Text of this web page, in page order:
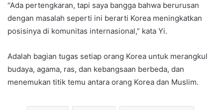
“Ada pertengkaran, tapi saya bangga bahwa berurusan
dengan masalah seperti ini berarti Korea meningkatkan
posisinya di komunitas internasional,” kata Yi.
Adalah bagian tugas setiap orang Korea untuk merangkul
budaya, agama, ras, dan kebangsaan berbeda, dan
menemukan titik temu antara orang Korea dan Muslim.